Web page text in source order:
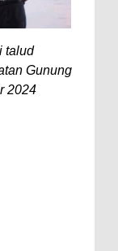
talud
Gunung
2024